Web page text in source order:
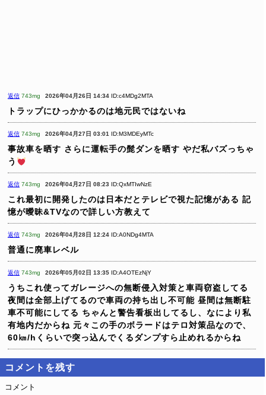
返信 743mg 2026年04月26日 14:34 ID:c4MDg2MTA
トラップにひっかかるのは地元民ではないね
返信 743mg 2026年04月27日 03:01 ID:M3MDEyMTc
事故車を晒す さらに運転手の髭ダンを晒す やだ私バズっちゃ
う
返信 743mg 2026年04月27日 08:23 ID:QxMTIwNzE
これ最初に開発したのは日本だとテレビで視た記憶がある 記
憶が曖昧&TVなので詳しい方教えて
返信 743mg 2026年04月28日 12:24 ID:A0NDg4MTA
普通に廃車レベル
返信 743mg 2026年05月02日 13:35 ID:A4OTEzNjY
うちこれ使ってガレージへの無断侵入対策と車両窃盗してる
夜間は全部上げてるので車両の持ち出し不可能 昼間は無断駐
車不可能にしてる ちゃんと警告看板出してるし、なにより私
有地内だからね 元々この手のボラードはテロ対策品なので、
60㎞/hくらいで突っ込んでくるダンプすら止めれるからね
コメントを残す
コメント